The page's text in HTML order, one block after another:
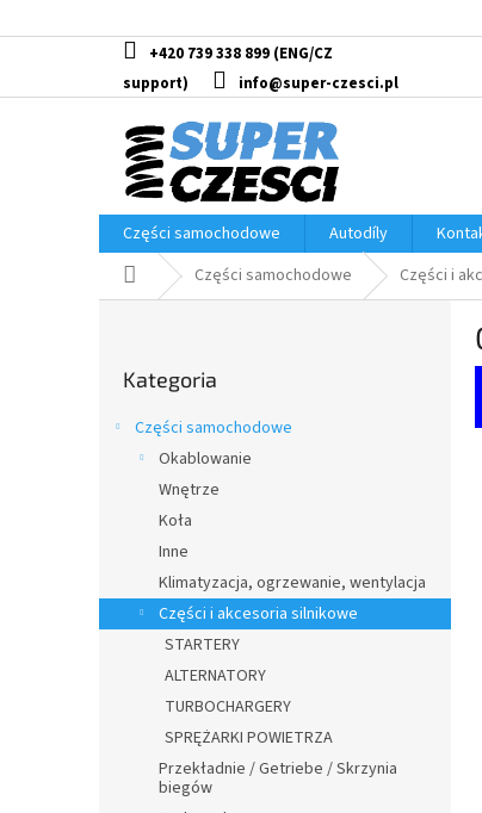
do
+420 739 338 899
info@super-czesci.pl
Części samochodowe Autodíly
Home Części samochodowe Części i
kategorie
Kategoria
Części samochodowe
Okablowanie
Wnętrze
Koła
Inne
Klimatyzacja, ogrzewanie, wentylacja
Części i akcesoria silnikowe
STARTERY
ALTERNATORY
TURBOCHARGERY
SPRĘŻARKI POWIETRZA
Przekładnie / Getriebe / Skrzynia
biegów